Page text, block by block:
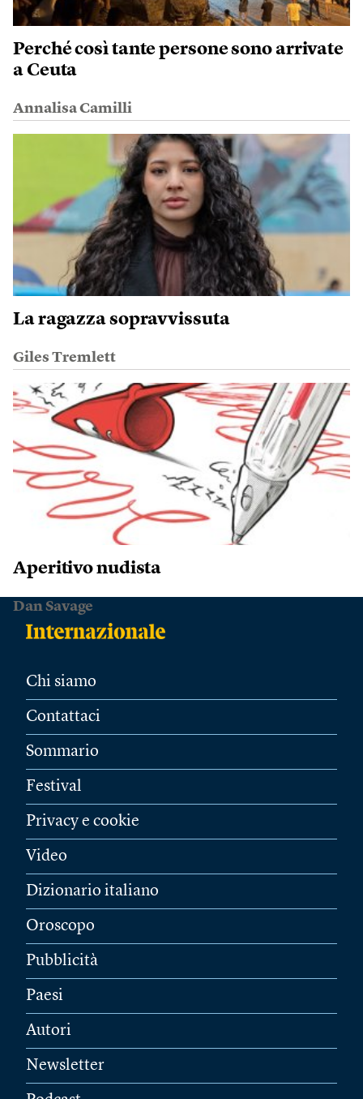
Perché così tante persone sono arrivate
a Ceuta
Annalisa Camilli
La ragazza sopravvissuta
Giles Tremlett
Aperitivo nudista
Dan Savage
Chi siamo
Contattaci
Sommario
Festival
Privacy e cookie
Video
Dizionario italiano
Oroscopo
Pubblicità
Paesi
Autori
Newsletter